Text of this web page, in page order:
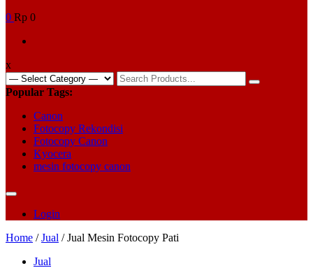
0 Rp 0
x
Search
for:
Popular Tags:
Canon
Fotocopy Rekondisi
Fotocopy Canon
Kyocera
mesin fotocopy canon
Login
Home /Jual / Jual Mesin Fotocopy Pati
Jual